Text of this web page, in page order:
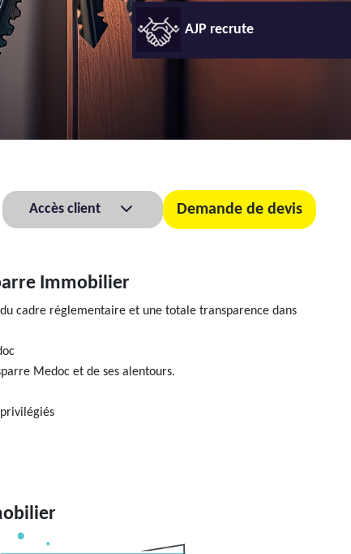
AJP recrute
Accès client Demande de devis
Immobilier
cadre réglementaire et une totale transparence dans
Medoc et de ses alentours.